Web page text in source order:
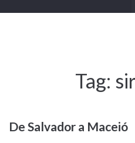
Tag:
De Salvador a Maceió